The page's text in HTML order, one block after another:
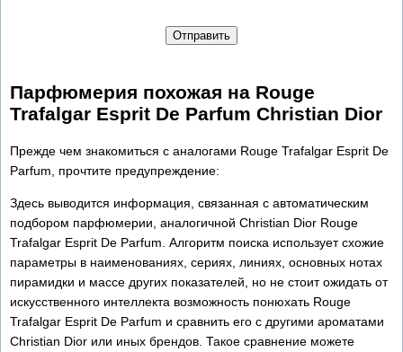
Отправить
Парфюмерия похожая на Rouge
Trafalgar Esprit De Parfum Christian Dior
Прежде чем знакомиться с аналогами Rouge Trafalgar Esprit De
Parfum, прочтите предупреждение:
Здесь выводится информация, связанная с автоматическим
подбором парфюмерии, аналогичной Christian Dior Rouge
Trafalgar Esprit De Parfum. Алгоритм поиска использует схожие
параметры в наименованиях, сериях, линиях, основных нотах
пирамидки и массе других показателей, но не стоит ожидать от
искусственного интеллекта возможность понюхать Rouge
Trafalgar Esprit De Parfum и сравнить его с другими ароматами
Christian Dior или иных брендов. Такое сравнение можете